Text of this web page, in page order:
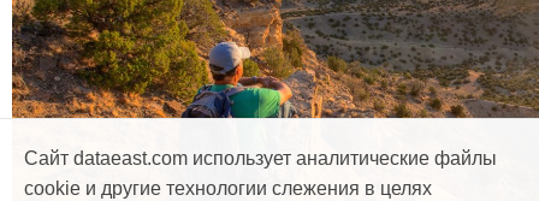
Сайт dataeast.com использует аналитические файлы
cookie и другие технологии слежения в целях